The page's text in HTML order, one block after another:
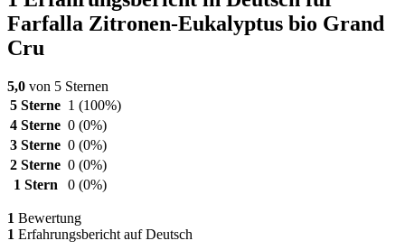
Farfalla Zitronen-Eukalyptus bio Grand
Cru
5,0 von 5 Sternen
5 Sterne 1 (100%)
4 Sterne 0 (0%)
3 Sterne 0 (0%)
2 Sterne 0 (0%)
1 Stern
0 (0%)
1 Bewertung
1 Erfahrungsbericht auf Deutsch